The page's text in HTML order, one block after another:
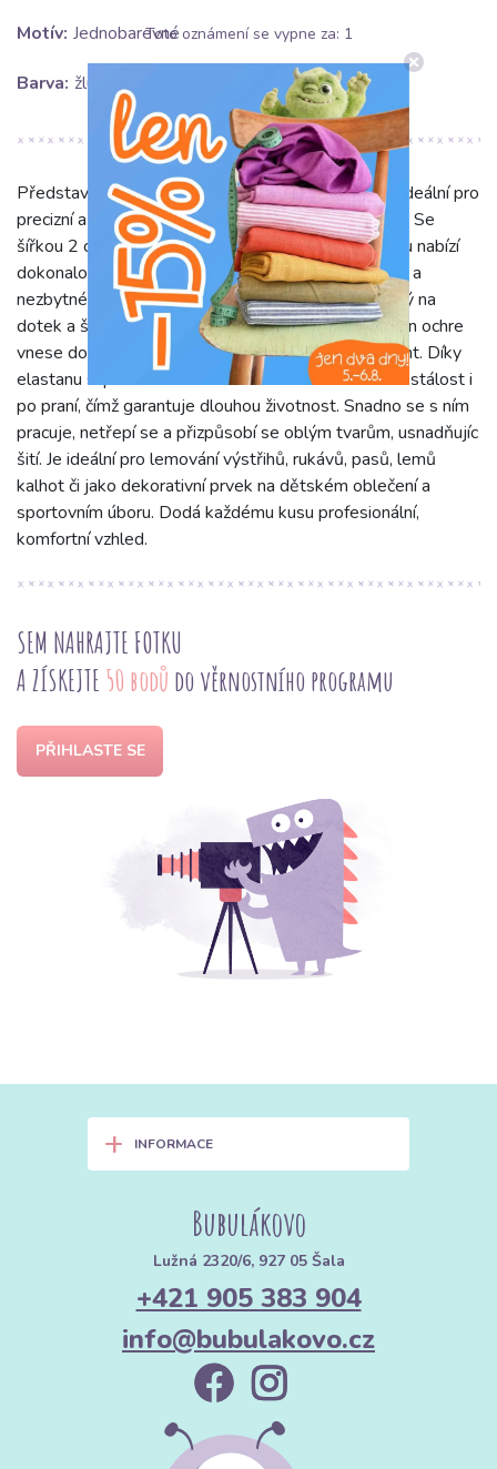
Motív: Jednobarevné
Barva: žlutá
Představujeme lemovací úpletový proužek ochre, ideální pro
precizní a elegantní zakončení vašich šicích projektů. Se
šířkou 2 cm a složením 95 % bavlny a 5 % elastanu nabízí
dokonalou kombinaci přírodní jemnosti, prodyšnosti a
nezbytné pružnosti. Materiál je mimořádně příjemný na
dotek a šetrný k pokožce. Jednobarevný žlutý odstín ochre
vnese do každého díla svěží, hřejivý a stylový akcent. Díky
elastanu si proužek zachovává elasticitu a tvarovou stálost i
po praní, čímž garantuje dlouhou životnost. Snadno se s ním
pracuje, netřepí se a přizpůsobí se oblým tvarům, usnadňujíc
šití. Je ideální pro lemování výstřihů, rukávů, pasů, lemů
kalhot či jako dekorativní prvek na dětském oblečení a
sportovním úboru. Dodá každému kusu profesionální,
komfortní vzhled.
SEM NAHRAJTE FOTKU
A ZÍSKEJTE 50 bodů do věrnostního programu
PŘIHLASTE SE
+ INFORMACE
Bubulákovo
Lužná 2320/6, 927 05 Šala
+421 905 383 904
info@bubulakovo.cz
Toto oznámení se vypne za: 1